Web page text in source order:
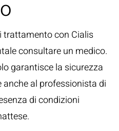
trattamento con Cialis
consultare un medico.
garantisce la sicurezza
al professionista di
di condizioni